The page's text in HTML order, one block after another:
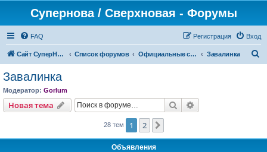
Супернова / Сверхновая - Форумы
FAQ Вход
Регистрация
Сайт СуперНова Список форумов Официальные сервера проекта "Сверхновая" (*.supernova.ws) Завалинка
Завалинка
Модератор: Gorlum
Новая тема Поиск
28 тем 1 2
Объявления